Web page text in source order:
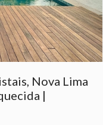
Nova Lima
|